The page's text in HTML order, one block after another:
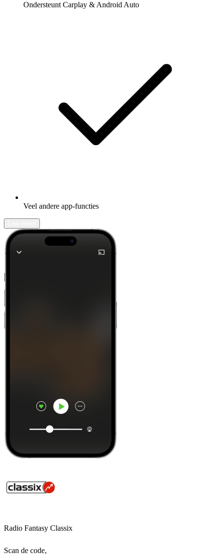
Ondersteunt Carplay & Android Auto
Veel andere app-functies
Radio Fantasy Classix
Scan de code,